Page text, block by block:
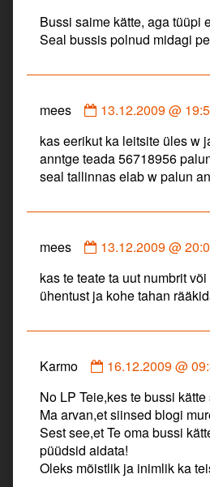
tasuja
published
Bussi saime kätte, aga tüüpi
Seal bussis polnud midagi
mees
Comment
mees
published
on
13.12.2009 @
kas eerikut ka leitsite üles w
anntge teada 56718956
seal tallinnas elab w palun
mees
Comment
mees
published
13.12.2009 @
kas te teate ta uut numbrit
ühentust ja kohe tahan
Karmo
Comment
Karmo
published
on
16.12.2009 @
No LP Teie,kes te bussi
Ma arvan,et siinsed blogi
Sest see,et Te oma bussi
püüdsid aidata!
Oleks mõistlik ja inimlik ka